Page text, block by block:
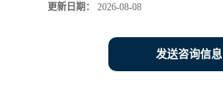
更新日期： 2026-08-08
发送咨询信息